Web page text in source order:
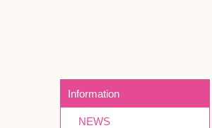
Information
NEWS